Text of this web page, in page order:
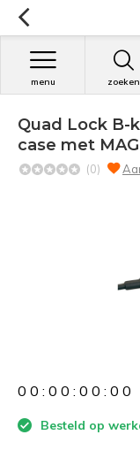
zoeken
menu
Quad Lock B-
case met
(0)
0 0 : 0 0 : 0 0 : 0 0
Besteld op